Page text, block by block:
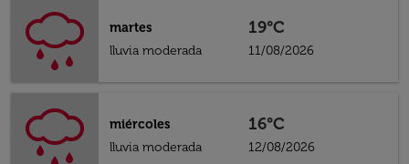
martes
lluvia moderada
19°C
11/08/2026
miércoles
lluvia moderada
16°C
12/08/2026